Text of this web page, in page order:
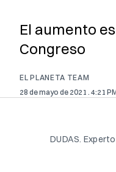
El aumento
Congreso
EL PLANETA TEAM
28 de mayo de 2021 . 4:21
DUDAS.